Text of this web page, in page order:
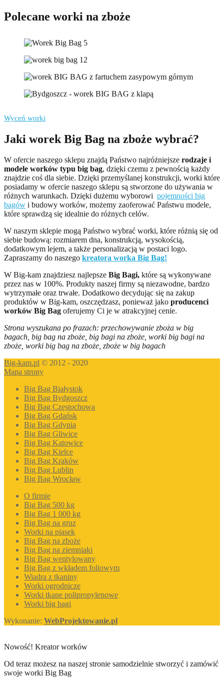
Polecane worki na zboże
Wyceń worki
Jaki worek Big Bag na zboże wybrać?
W ofercie naszego sklepu znajdą Państwo najróżniejsze rodzaje i
modele worków typu big bag, dzięki czemu z pewnością każdy
znajdzie coś dla siebie. Dzięki przemyślanej konstrukcji, worki które
posiadamy w ofercie naszego sklepu są stworzone do używania w
różnych warunkach. Dzięki dużemu wyborowi pojemności big
bagów i budowy worków, możemy zaoferować Państwu modele,
które sprawdzą się idealnie do różnych celów.
W naszym sklepie mogą Państwo wybrać worki, które różnią się od
siebie budową: rozmiarem dna, konstrukcją, wysokością,
dodatkowym lejem, a także personalizacją w postaci logo.
Zapraszamy do naszego kreatora worka Big Bag!
W Big-kam znajdziesz najlepsze Big Bagi, które są wykonywane
przez nas w 100%. Produkty naszej firmy są niezawodne, bardzo
wytrzymałe oraz trwałe. Dodatkowo decydując się na zakup
produktów w Big-kam, oszczędzasz, ponieważ jako producenci
worków Big Bag oferujemy Ci je w atrakcyjnej cenie.
Strona wyszukana po frazach: przechowywanie zboża w big
bagach, big bag na zboże, big bagi na zboże, worki big bagi na
zboże, worki big bag na zboże, zboże w big bagach
Big-kam.pl © 2012 - 2020
Mapa strony
Big Bag Białystok
Big Bag Bydgoszcz
Big Bag Częstochowa
Big Bag Gdańsk
Big Bag Gdynia
Big Bag Gliwice
Big Bag Katowice
Big Bag Kielce
Big Bag Kraków
Big Bag Lublin
Big Bag Wrocław
O firmie
Big Bag 500 kg
Big Bag 1 000 kg
Big Bag na gruz
Worki na piasek
Big Bag na zboże
Big Bag na ziemniaki
Big Bag wentylowany
Big Bag z wkładem foliowym
Wiadra z tkaniny
Worki ogrodnicze
Worki tkane polipropylenowe
Worki big bagi
Wykonanie: WebProjektowanie.pl
Nowość! Kreator worków
Od teraz możesz na naszej stronie samodzielnie stworzyć i zamówić
swoje worki Big Bag